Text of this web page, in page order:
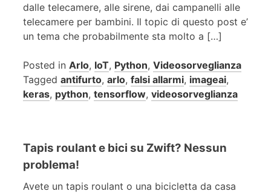
dalle telecamere, alle sirene, dai campanelli alle
telecamere per bambini. Il topic di questo post e’
un tema che probabilmente sta molto a […]
Posted in Arlo, IoT, Python, Videosorveglianza
Tagged antifurto, arlo, falsi allarmi, imageai,
keras, python, tensorflow, videosorveglianza
Tapis roulant e bici su Zwift? Nessun
problema!
Avete un tapis roulant o una bicicletta da casa